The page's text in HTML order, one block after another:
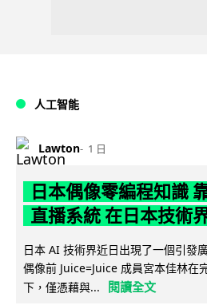
人工智能
Lawton 1 日
日本偶像零編程知識
直播系統 在日本技術
日本 AI 技術界近日出現了一個引發
偶像前 Juice=Juice 成員宮本佳林在
下，僅憑藉與...
閱讀全文